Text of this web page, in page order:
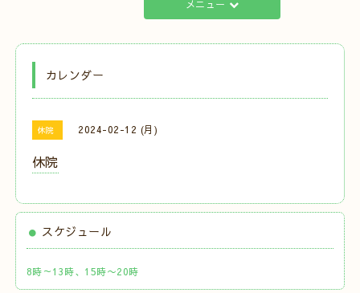
メニュー
カレンダー
休院 2024-02-12 (月)
休院
スケジュール
8時～13時、15時〜20時